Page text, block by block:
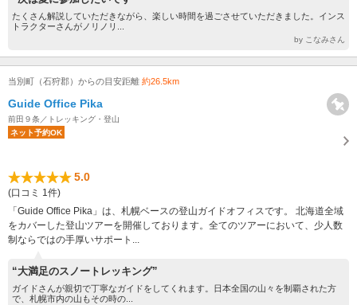
たくさん解説していただきながら、楽しい時間を過ごさせていただきました。インス
トラクターさんがノリノリ...
by こなみさん
当別町（石狩郡）からの目安距離 約26.5km
Guide Office Pika
前田９条／トレッキング・登山
ネット予約OK
5.0
(口コミ 1件)
「Guide Office Pika」は、札幌ベースの登山ガイドオフィスです。 北海道全域
をカバーした登山ツアーを開催しております。全てのツアーにおいて、少人数
制ならではの手厚いサポート...
“大満足のスノートレッキング”
ガイドさんが親切で丁寧なガイドをしてくれます。日本全国の山々を制覇された方
で、札幌市内の山もその時の...